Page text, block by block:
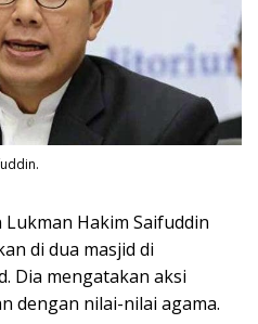
Hakim Saifuddin
di dua masjid di
Dia mengatakan aksi
dengan nilai-nilai agama.